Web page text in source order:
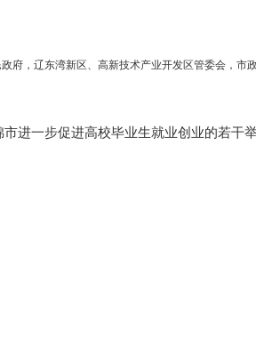
府，辽东湾新区、高新技术产业开发区管委会，市
一步促进高校毕业生就业创业的若干